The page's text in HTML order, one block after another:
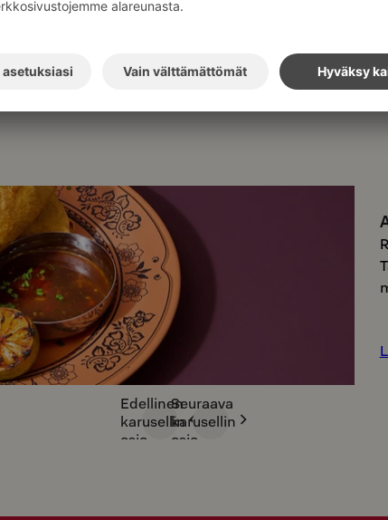
Edellinen
karusellin
osio
Seuraava
karusellin
osio